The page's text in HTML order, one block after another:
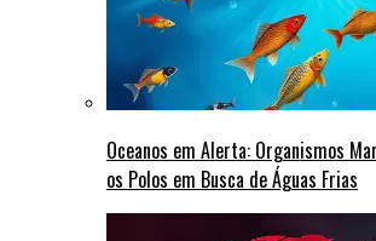
Oceanos em Alerta: Organismos
os Polos em Busca de Águas Frias